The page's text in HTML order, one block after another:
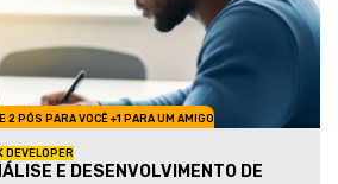
2 PÓS PARA VOCÊ +1 PARA UM AMIGO
DEVELOPER
E DESENVOLVIMENTO DE